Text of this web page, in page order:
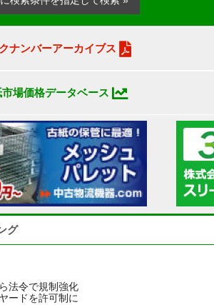
ナンバーアーカイブス
場価格データベース
グ
法令で規制強化
ードを許可制に